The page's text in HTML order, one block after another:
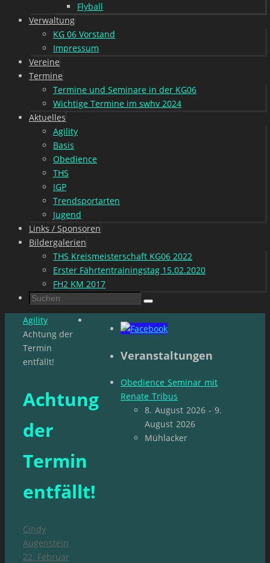
Flyball
Verwaltung
KG 06 Vorstand
Impressum
Vereine
Termine
Termine und Seminare in der KG06
Wichtige Termine im swhv 2024
Aktuelles
Agility
Basis
Obedience
THS
IGP
Trendsportarten
Jugend
Links / Sponsoren
Bildergalerien
THS Kreismeisterschaft KG06 2022
Erster Fährtentrainingstag 15.02.2020
FH2 KM 2017
Suchen
nach:
Suchen
Start
Agility
Achtung der
Termin
entfällt!
Achtung
der
Termin
entfällt!
Cindy
Augenstein
22. Februar
Veranstaltungen
Obedience Seminar mit
Renate Tribus
8. August 2026 - 9.
August 2026
Mühlacker